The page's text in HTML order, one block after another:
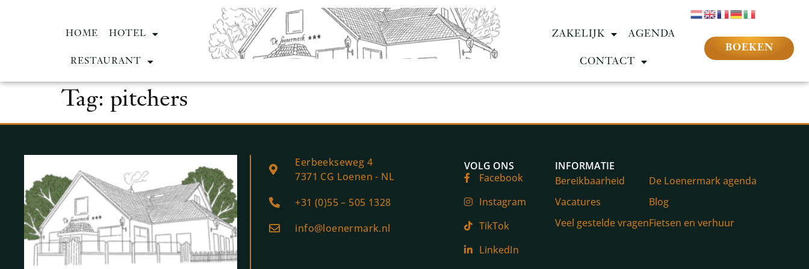
HOME HOTEL
RESTAURANT
ZAKELIJK AGENDA
CONTACT
BOEKEN
Tag: pitchers
Eerbeekseweg 4
7371 CG Loenen - NL
+31 (0)55 – 505 1328
info@loenermark.nl
VOLG ONS
Facebook
Instagram
TikTok
LinkedIn
INFORMATIE
Bereikbaarheid
Vacatures
Veel gestelde vragen
De Loenermark agenda
Blog
Fietsen en verhuur